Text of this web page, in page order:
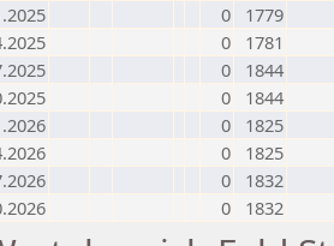
0
1779
0
1781
0
1844
0
1844
0
1825
0
1825
0
1832
0 1832